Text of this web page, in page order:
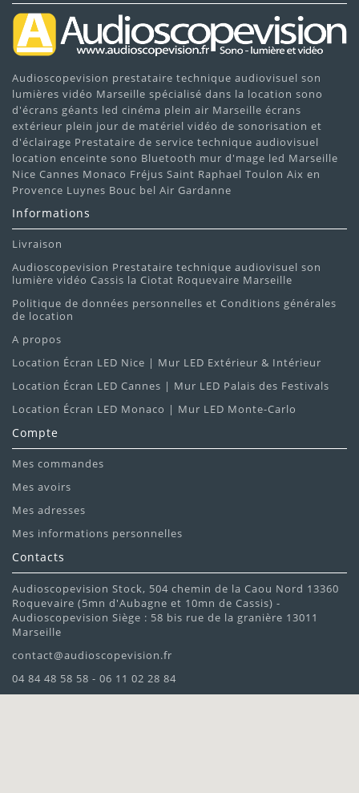
Audioscopevision prestataire technique audiovisuel son
lumières vidéo Marseille spécialisé dans la location sono
d'écrans géants led cinéma plein air Marseille écrans
extérieur plein jour de matériel vidéo de sonorisation et
d'éclairage Prestataire de service technique audiovisuel
location enceinte sono Bluetooth mur d'mage led Marseille
Nice Cannes Monaco Fréjus Saint Raphael Toulon Aix en
Provence Luynes Bouc bel Air Gardanne
Informations
Livraison
Audioscopevision Prestataire technique audiovisuel son
lumière vidéo Cassis la Ciotat Roquevaire Marseille
Politique de données personnelles et Conditions générales
de location
A propos
Location Écran LED Nice | Mur LED Extérieur & Intérieur
Location Écran LED Cannes | Mur LED Palais des Festivals
Location Écran LED Monaco | Mur LED Monte-Carlo
Compte
Mes commandes
Mes avoirs
Mes adresses
Mes informations personnelles
Contacts
Audioscopevision Stock, 504 chemin de la Caou Nord 13360
Roquevaire (5mn d'Aubagne et 10mn de Cassis) -
Audioscopevision Siège : 58 bis rue de la granière 13011
Marseille
contact@audioscopevision.fr
04 84 48 58 58 - 06 11 02 28 84